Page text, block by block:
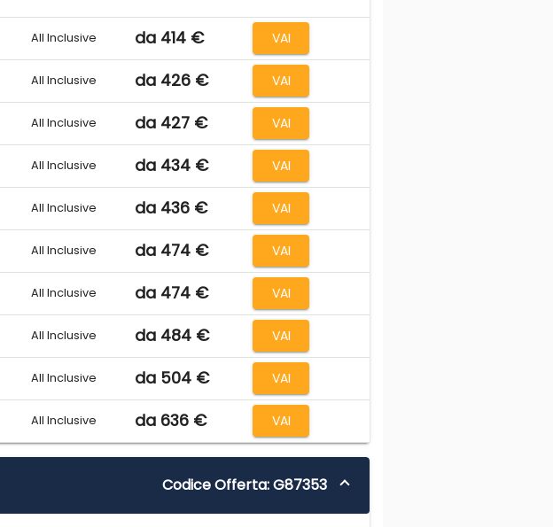
All Inclusive da 414 € VAI
All Inclusive da 426 € VAI
All Inclusive da 427 € VAI
All Inclusive da 434 € VAI
All Inclusive da 436 € VAI
All Inclusive da 474 € VAI
All Inclusive da 474 € VAI
All Inclusive da 484 € VAI
All Inclusive da 504 € VAI
All Inclusive da 636 € VAI
Codice Offerta: G87353